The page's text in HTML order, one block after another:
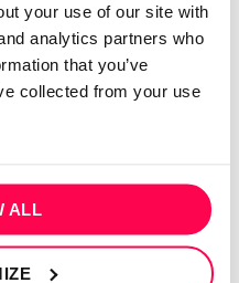
your use of our site with
analytics partners who
that you’ve
collected from your use
ALL